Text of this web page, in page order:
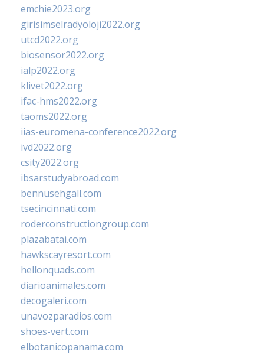
emchie2023.org
girisimselradyoloji2022.org
utcd2022.org
biosensor2022.org
ialp2022.org
klivet2022.org
ifac-hms2022.org
taoms2022.org
iias-euromena-conference2022.org
ivd2022.org
csity2022.org
ibsarstudyabroad.com
bennusehgall.com
tsecincinnati.com
roderconstructiongroup.com
plazabatai.com
hawkscayresort.com
hellonquads.com
diarioanimales.com
decogaleri.com
unavozparadios.com
shoes-vert.com
elbotanicopanama.com